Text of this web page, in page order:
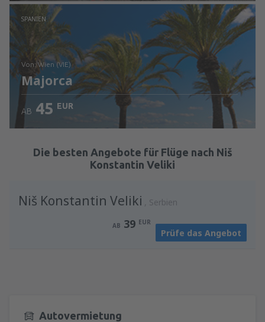
Prüfe die Einzelheiten
SPANIEN
von: Wien (VIE)
Majorca
Prüfe die Einzelheiten
AB 45 EUR
Die besten Angebote für Flüge nach Niš
Konstantin Veliki
Niš Konstantin Veliki Serbien
AB 39 EUR
Prüfe das Angebot
Autovermietung